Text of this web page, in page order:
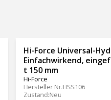
Hi-Force Universal-
Einfachwirkend,
t 150 mm
Hi-Force
Hersteller Nr.HSS106
Zustand:Neu